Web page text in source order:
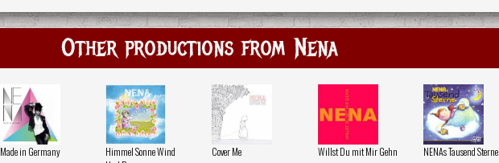
Other productions from Nena
Made in Germany
Himmel Sonne Wind
Cover Me Willst Du mit Mir Gehn NENAs Tausend Sterne